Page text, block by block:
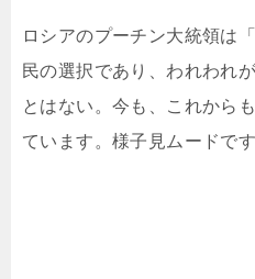
ロシアのプーチン大統領は
民の選択であり、われわれ
とはない。今も、これから
ています。様子見ムードです